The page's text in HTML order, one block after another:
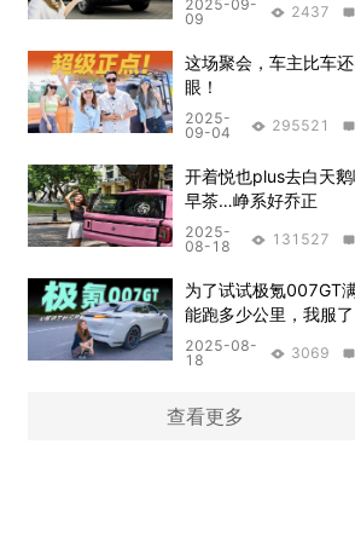
2025-09-
09
2437
这场聚会，车主比车
眼！
2025-
09-04
295521
开着悦也plus去白天
早茶…峥系好乔正
2025-
08-18
131527
为了试试极氪007GT
能跑多少公里，我服
2025-08-
18
3069
查看更多